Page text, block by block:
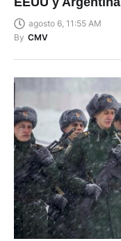
agosto 6, 11:55 AM
By CMV